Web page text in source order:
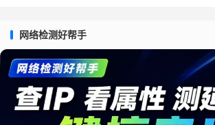
网络检测好帮手